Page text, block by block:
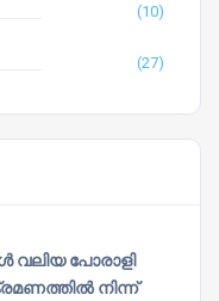
(10)
(27)
വലിയ പോരാളി
നിന്ന്